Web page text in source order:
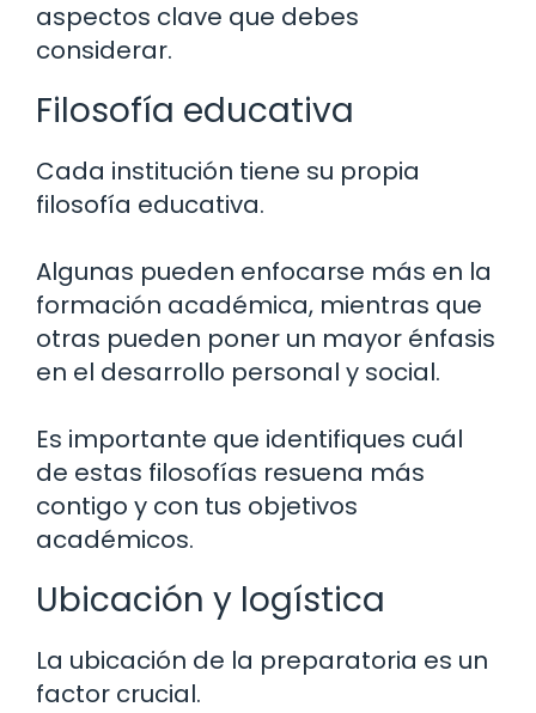
aspectos clave que debes
considerar.
Filosofía educativa
Cada institución tiene su propia
filosofía educativa.
Algunas pueden enfocarse más en la
formación académica, mientras que
otras pueden poner un mayor énfasis
en el desarrollo personal y social.
Es importante que identifiques cuál
de estas filosofías resuena más
contigo y con tus objetivos
académicos.
Ubicación y logística
La ubicación de la preparatoria es un
factor crucial.